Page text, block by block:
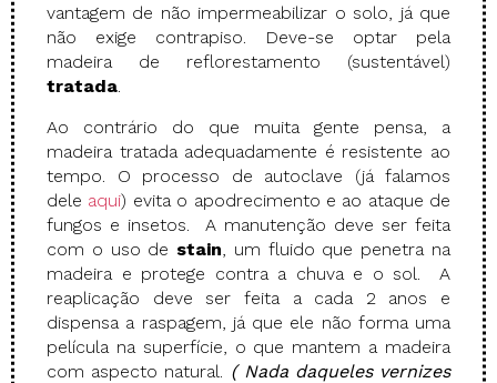
vantagem de não impermeabilizar o solo, já que
não exige contrapiso. Deve-se optar pela
madeira de reflorestamento (sustentável)
tratada
Ao contrário do que muita gente pensa, a
madeira tratada adequadamente é resistente ao
tempo. O processo de autoclave (já falamos
dele aqui) evita o apodrecimento e ao ataque de
fungos e insetos. A manutenção deve ser feita
com o uso de stain , um fluido que penetra na
madeira e protege contra a chuva e o sol. A
reaplicação deve ser feita a cada 2 anos e
dispensa a raspagem, já que ele não forma uma
película na superfície, o que mantem a madeira
com aspecto natural. ( Nada daqueles vernizes